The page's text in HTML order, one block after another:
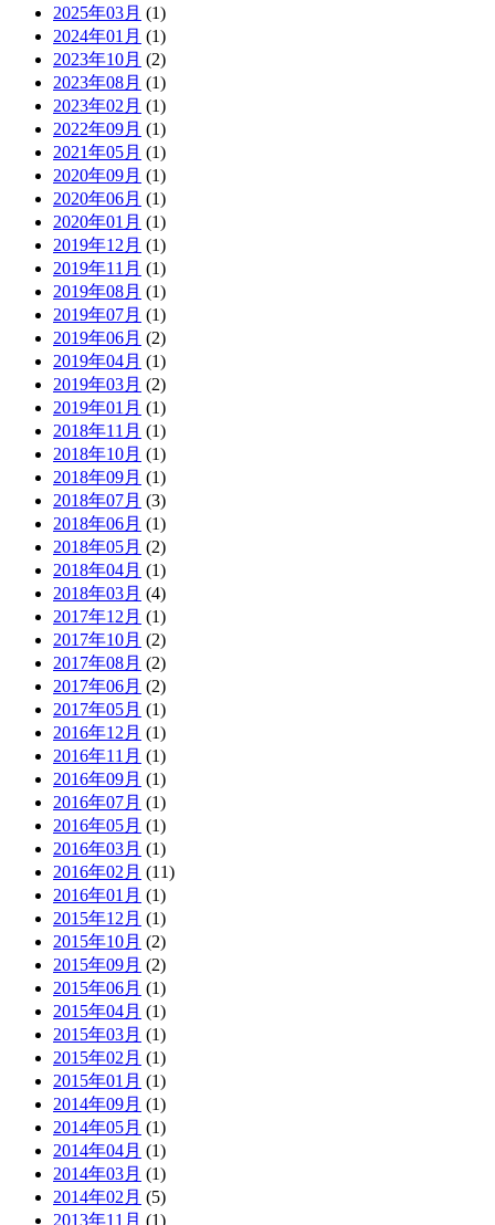
2025年03月 (1)
2024年01月 (1)
2023年10月 (2)
2023年08月 (1)
2023年02月 (1)
2022年09月 (1)
2021年05月 (1)
2020年09月 (1)
2020年06月 (1)
2020年01月 (1)
2019年12月 (1)
2019年11月 (1)
2019年08月 (1)
2019年07月 (1)
2019年06月 (2)
2019年04月 (1)
2019年03月 (2)
2019年01月 (1)
2018年11月 (1)
2018年10月 (1)
2018年09月 (1)
2018年07月 (3)
2018年06月 (1)
2018年05月 (2)
2018年04月 (1)
2018年03月 (4)
2017年12月 (1)
2017年10月 (2)
2017年08月 (2)
2017年06月 (2)
2017年05月 (1)
2016年12月 (1)
2016年11月 (1)
2016年09月 (1)
2016年07月 (1)
2016年05月 (1)
2016年03月 (1)
2016年02月 (11)
2016年01月 (1)
2015年12月 (1)
2015年10月 (2)
2015年09月 (2)
2015年06月 (1)
2015年04月 (1)
2015年03月 (1)
2015年02月 (1)
2015年01月 (1)
2014年09月 (1)
2014年05月 (1)
2014年04月 (1)
2014年03月 (1)
2014年02月 (5)
2013年11月 (1)